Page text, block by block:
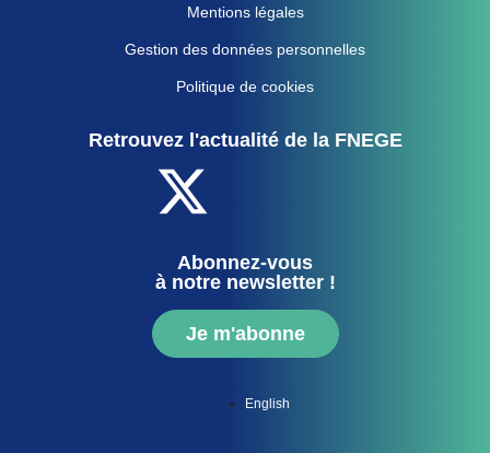
Mentions légales
Gestion des données personnelles
Politique de cookies
Retrouvez l'actualité de la FNEGE
Abonnez-vous
à notre newsletter !
Je m'abonne
English